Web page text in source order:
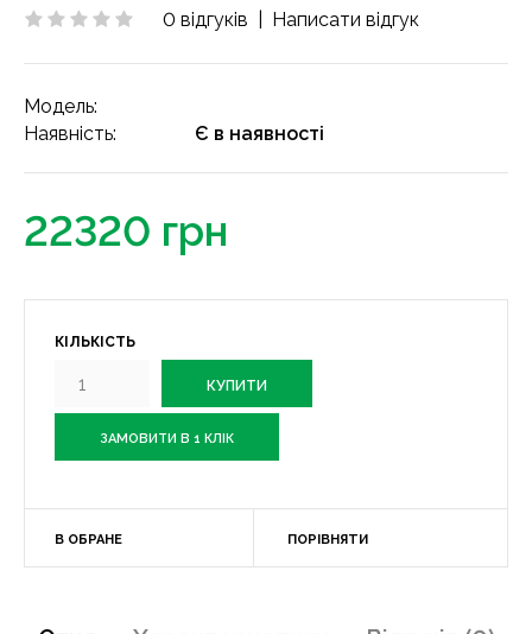
0 відгуків Написати відгук
Модель:
Наявність:
Є в наявності
22320 грн
КІЛЬКІСТЬ
ЗАМОВИТИ В 1 КЛІК
В ОБРАНЕ ПОРІВНЯТИ